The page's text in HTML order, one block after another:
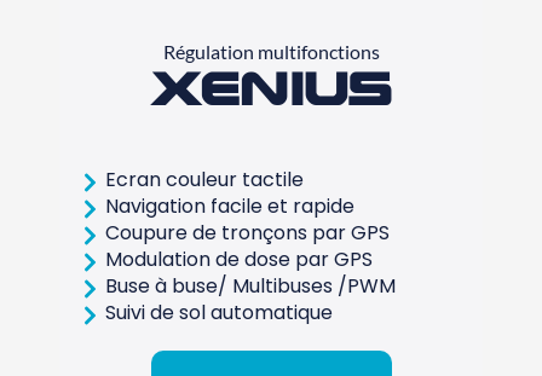
Régulation multifonctions
Xenius
Ecran couleur tactile
Navigation facile et rapide
Coupure de tronçons par GPS
Modulation de dose par GPS
Buse à buse/ Multibuses /PWM
Suivi de sol automatique